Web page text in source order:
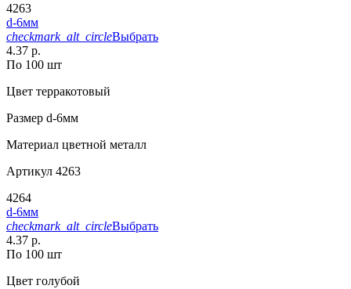
4263
d-6мм
checkmark_alt_circleВыбрать
4.37 р.
По 100 шт
Цвет терракотовый
Размер d-6мм
Материал цветной металл
Артикул 4263
4264
d-6мм
checkmark_alt_circleВыбрать
4.37 р.
По 100 шт
Цвет голубой